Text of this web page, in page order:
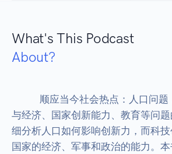
What's This Podcast
About?
与经济、国家创新能力、教育等问
细分析人口如何影响创新力，而科
国家的经济、军事和政治的能力。